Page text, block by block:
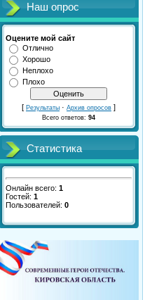
Наш опрос
Оцените мой сайт
Отлично
Хорошо
Неплохо
Плохо
[ Результаты · Архив опросов ]
Всего ответов: 94
Статистика
Онлайн всего: 1
Гостей: 1
Пользователей: 0